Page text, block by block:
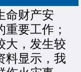
命财产安
要工作；
大，发生较
料显示，我